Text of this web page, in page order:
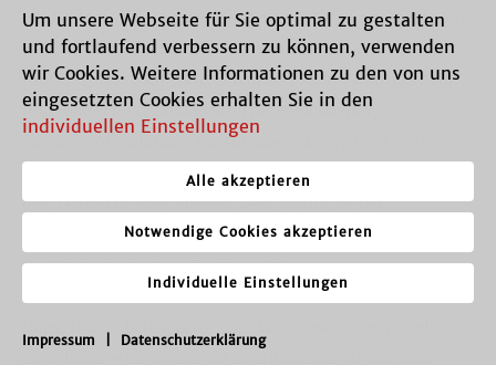
Hoefle, Manfred, v. Leesen, Eckard: Gute Corporate Governance,
(eine Denkschrift), Eigenverlag, München 2008.
Homann, Karl: Mehr Verordnung oder mehr Verantwortung?,
Interview in PWC: Das Magazin für Vorausdenker,
Sonderveröffentlichung zur Ausgabe Oktober, 2009, S. 13.
Leibinger, Berthold: Der ehrbare Kaufmann – Auslaufmodell
oder Leitbild in einer globalen Welt, Vortrag bei der
Festveranstaltung anlässlich des 100-jährigen Gründungstages
des Handelshochschule Berlin – jetzt
Wirtschaftswissenschaftliche Fakultät der Humboldt-
Universität zu Berlin, Berlin 27. Oktober 2006. Sorg, Armin:
Um unsere Webseite für Sie optimal zu gestalten
und fortlaufend verbessern zu können, verwenden
wir Cookies. Weitere Informationen zu den von uns
eingesetzten Cookies erhalten Sie in den
individuellen Einstellungen
Alle akzeptieren
Notwendige Cookies akzeptieren
Impressum Datenschutzerklärung
Individuelle Einstellungen